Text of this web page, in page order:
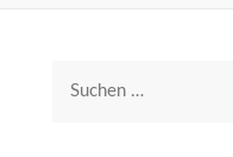
Suchen
nach: